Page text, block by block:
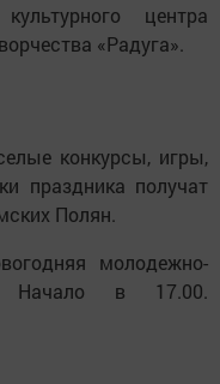
центра
«Радуга».
конкурсы, игры,
праздника получат
Полян.
молодежно-
Начало в 17.00.